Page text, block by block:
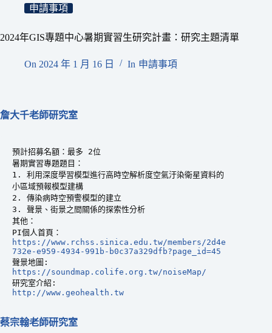
申請事項
2024年GIS專題中心暑期實習生研究計畫：研究主題清單
On 2024 年 1 月 16 日 In 申請事項
詹大千老師研究室
預計招募名額：最多 2位
暑期實習專題題目：
1. 利用深度學習模型進行高時空解析度空氣汙染衛星資料的
小區域預報模型建構
2. 傳染病時空預警模型的建立
3. 聲景、街景之間關係的探索性分析
其他：
https://www.rchss.sinica.edu.tw/members/2d4e
732e-e959-4934-991b-b0c37a329dfb?page_id=45
https://soundmap.colife.org.tw/noiseMap/
http://www.geohealth.tw
蔡宗翰老師研究室